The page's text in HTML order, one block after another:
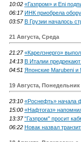
10:02 «Газпром» и Eni
06:17 ИНК приобрела
03:57 В Грузии началось
21 Августа, Среда
21:27 «Карелэнерго»
14:13 В Италии
04:51 Японские Marubeni и
19 Августа, Понедельник
23:10 «Роснефть» начала
15:00 «Нафтогаз»
13:37 "Газпром" просит
06:22 Новак назвал